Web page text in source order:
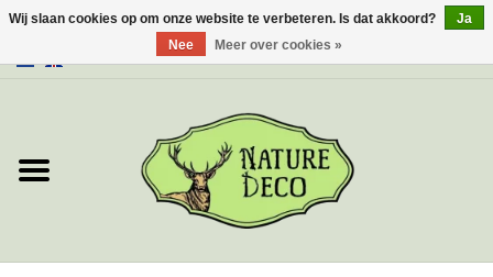
Over ons
Wij slaan cookies op om onze website te verbeteren. Is dat akkoord?
Ja
Nee
Meer over cookies »